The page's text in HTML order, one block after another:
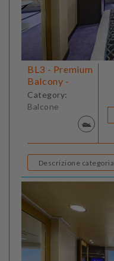
BL3 - Premium
Balcony -
Category:
Balcone
Descrizione categoria